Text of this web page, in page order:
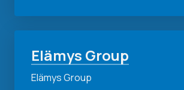
Elämys Group
Elämys Group